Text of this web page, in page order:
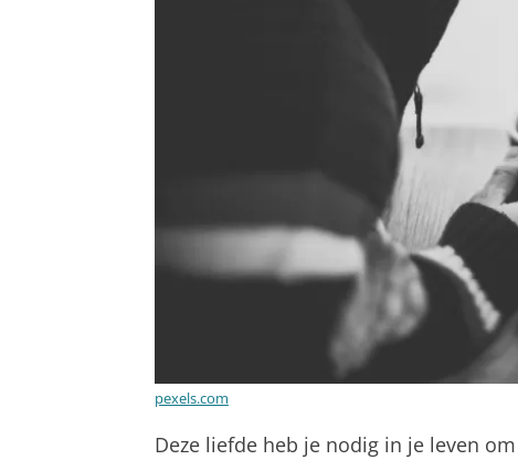
pexels.com
Deze liefde heb je nodig in je leven